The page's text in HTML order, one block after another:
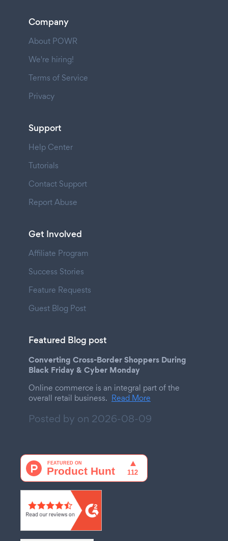
Company
About POWR
We're hiring!
Terms of Service
Privacy
Support
Help Center
Tutorials
Contact Support
Report Abuse
Get Involved
Affiliate Program
Success Stories
Feature Requests
Guest Blog Post
Featured Blog post
Converting Cross-Border Shoppers During
Black Friday & Cyber Monday
Online commerce is an integral part of the
overall retail business. Read More
Posted by on 2026-08-09